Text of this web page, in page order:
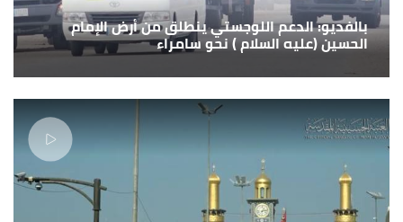
بالفديو: الدعم اللوجستي ينطلق من أرض الإمام
الحسين (عليه السلام ) نحو سامراء